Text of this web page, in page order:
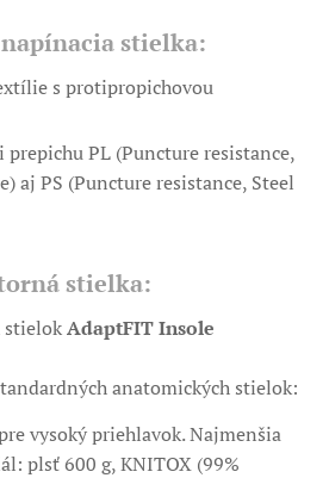
stielka:
s protipropichovou
PL (Puncture resistance,
aj PS (Puncture resistance, Steel
stielka:
stielokAdaptFIT Insole
anatomických stielok:
vysoký priehlavok. Najmenšia
plsť 600 g, KNITOX (99%